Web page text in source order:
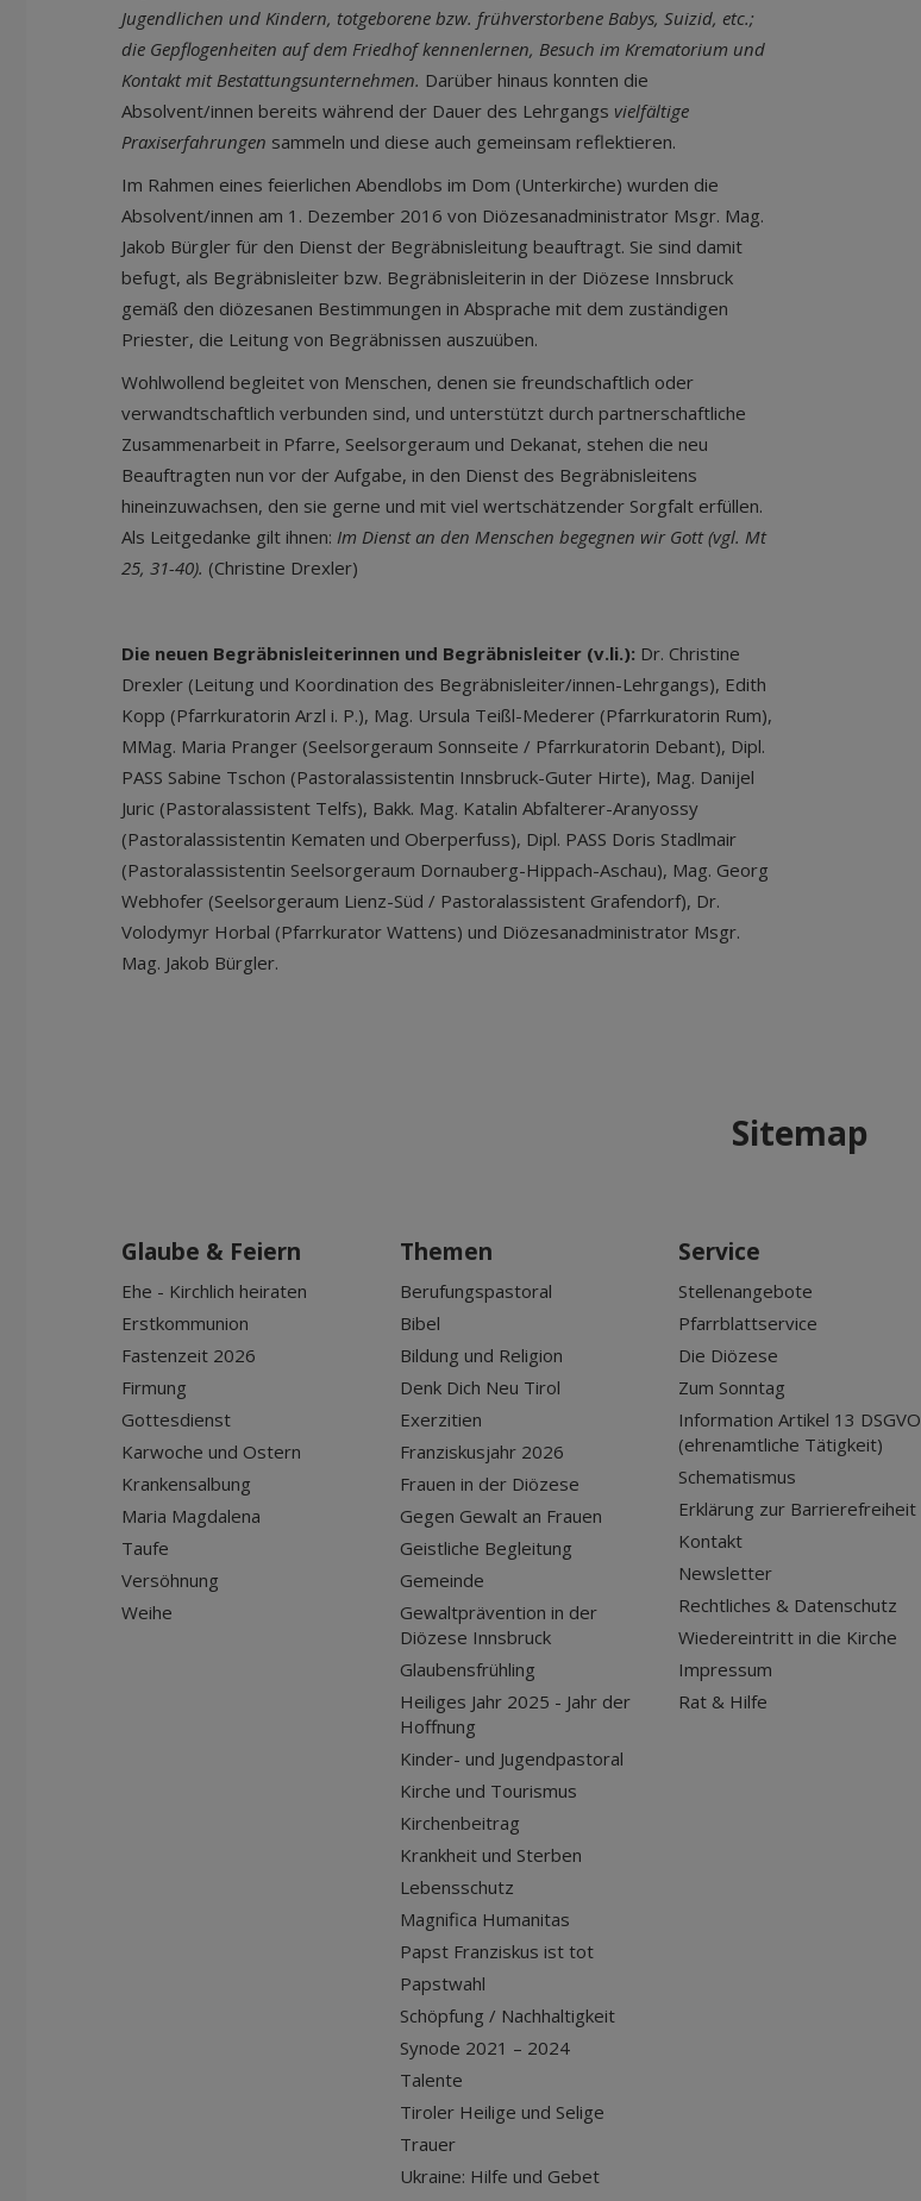
Jugendlichen und Kindern, totgeborene bzw. frühverstorbene Babys, Suizid, etc.;
die Gepflogenheiten auf dem Friedhof kennenlernen, Besuch im Krematorium und
Kontakt mit Bestattungsunternehmen. Darüber hinaus konnten die
Absolvent/innen bereits während der Dauer des Lehrgangs vielfältige
Praxiserfahrungen sammeln und diese auch gemeinsam reflektieren.
Im Rahmen eines feierlichen Abendlobs im Dom (Unterkirche) wurden die
Absolvent/innen am 1. Dezember 2016 von Diözesanadministrator Msgr. Mag.
Jakob Bürgler für den Dienst der Begräbnisleitung beauftragt. Sie sind damit
befugt, als Begräbnisleiter bzw. Begräbnisleiterin in der Diözese Innsbruck
gemäß den diözesanen Bestimmungen in Absprache mit dem zuständigen
Priester, die Leitung von Begräbnissen auszuüben.
Wohlwollend begleitet von Menschen, denen sie freundschaftlich oder
verwandtschaftlich verbunden sind, und unterstützt durch partnerschaftliche
Zusammenarbeit in Pfarre, Seelsorgeraum und Dekanat, stehen die neu
Beauftragten nun vor der Aufgabe, in den Dienst des Begräbnisleitens
hineinzuwachsen, den sie gerne und mit viel wertschätzender Sorgfalt erfüllen.
Als Leitgedanke gilt ihnen: Im Dienst an den Menschen begegnen wir Gott (vgl. Mt
25, 31-40). (Christine Drexler)
Die neuen Begräbnisleiterinnen und Begräbnisleiter (v.li.): Dr. Christine
Drexler (Leitung und Koordination des Begräbnisleiter/innen-Lehrgangs), Edith
Kopp (Pfarrkuratorin Arzl i. P.), Mag. Ursula Teißl-Mederer (Pfarrkuratorin Rum),
MMag. Maria Pranger (Seelsorgeraum Sonnseite / Pfarrkuratorin Debant), Dipl.
PASS Sabine Tschon (Pastoralassistentin Innsbruck-Guter Hirte), Mag. Danijel
Juric (Pastoralassistent Telfs), Bakk. Mag. Katalin Abfalterer-Aranyossy
(Pastoralassistentin Kematen und Oberperfuss), Dipl. PASS Doris Stadlmair
(Pastoralassistentin Seelsorgeraum Dornauberg-Hippach-Aschau), Mag. Georg
Webhofer (Seelsorgeraum Lienz-Süd / Pastoralassistent Grafendorf), Dr.
Volodymyr Horbal (Pfarrkurator Wattens) und Diözesanadministrator Msgr.
Mag. Jakob Bürgler.
Sitemap
Glaube & Feiern
Ehe - Kirchlich heiraten
Erstkommunion
Fastenzeit 2026
Firmung
Gottesdienst
Karwoche und Ostern
Krankensalbung
Maria Magdalena
Taufe
Versöhnung
Weihe
Themen
Berufungspastoral
Bibel
Bildung und Religion
Denk Dich Neu Tirol
Exerzitien
Franziskusjahr 2026
Frauen in der Diözese
Gegen Gewalt an Frauen
Geistliche Begleitung
Gemeinde
Gewaltprävention in der
Diözese Innsbruck
Glaubensfrühling
Heiliges Jahr 2025 - Jahr der
Hoffnung
Kinder- und Jugendpastoral
Kirche und Tourismus
Kirchenbeitrag
Krankheit und Sterben
Lebensschutz
Magnifica Humanitas
Papst Franziskus ist tot
Papstwahl
Schöpfung / Nachhaltigkeit
Synode 2021 – 2024
Talente
Tiroler Heilige und Selige
Trauer
Ukraine: Hilfe und Gebet
Service
Stellenangebote
Pfarrblattservice
Die Diözese
Zum Sonntag
Information Artikel 13 DSGVO
(ehrenamtliche Tätigkeit)
Schematismus
Erklärung zur Barrierefreiheit
Kontakt
Newsletter
Rechtliches & Datenschutz
Wiedereintritt in die Kirche
Impressum
Rat & Hilfe